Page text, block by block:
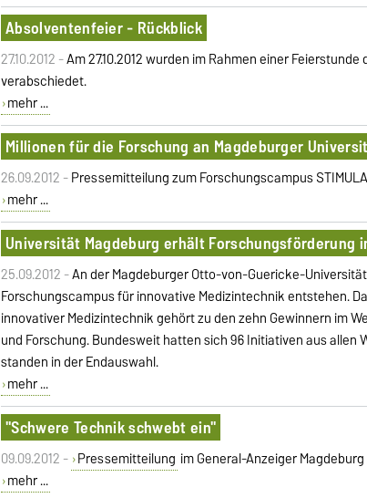
Absolventenfeier - Rückblick
27.10.2012 -Am 27.10.2012 wurden im Rahmen einer
verabschiedet.
mehr ...
Millionen für die Forschung an Magdeburger
26.09.2012 -Pressemitteilung zum Forschungscampus
mehr ...
Universität Magdeburg erhält Forschungsförderung
25.09.2012 -An der Magdeburger Otto-von-Guericke-
Forschungscampus für innovative Medizintechnik entstehen.
innovativer Medizintechnik gehört zu den zehn Gewinnern im
und Forschung. Bundesweit hatten sich 96 Initiativen aus
standen in der Endauswahl.
mehr ...
"Schwere Technik schwebt ein"
09.09.2012 - Pressemitteilung im General-Anzeiger
mehr ...